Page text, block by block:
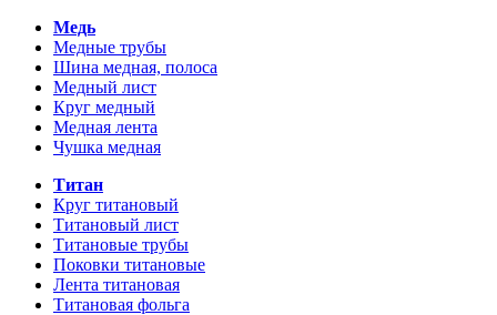
Медь
Медные трубы
Шина медная, полоса
Медный лист
Круг медный
Медная лента
Чушка медная
Титан
Круг титановый
Титановый лист
Титановые трубы
Поковки титановые
Лента титановая
Титановая фольга